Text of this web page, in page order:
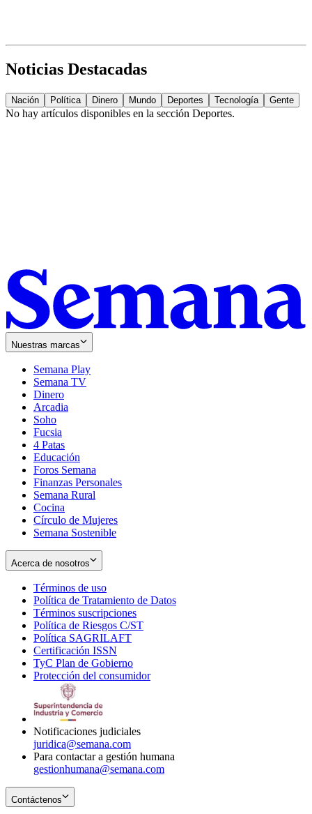
Noticias Destacadas
Nación Política Dinero Mundo Deportes Tecnología Gente
No hay artículos disponibles en la sección Deportes.
Nuestras marcas
Semana Play
Semana TV
Dinero
Arcadia
Soho
in
new
window
Fucsia
in
new
window
4 Patas
Educación
Foros Semana
Finanzas Personales
Semana Rural
Cocina
Círculo de Mujeres
Semana Sostenible
Acerca de nosotros
Términos de uso
in
new
window
Política de Tratamiento de Datos
Términos suscripciones
in
Política de Riesgos C/ST
Política SAGRILAFT
new
window
Certificación ISSN
in
new
TyC Plan de Gobierno
in
Protección del consumidorOpens
Notificaciones judiciales
juridica@semana.com
Para contactar a gestión humana
gestionhumana@semana.com
Contáctenos